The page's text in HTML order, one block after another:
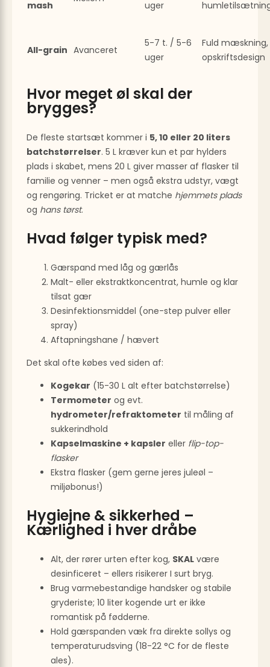
mash uger
All-grain Avanceret
5-7 t. / 5-6
uger
Fuld mæskning,
opskriftsdesign
Hvor meget øl skal der
brygges?
De fleste startsæt kommer i 5, 10 eller 20 liters
batchstørrelser. 5 L kræver kun et par hylders
plads i skabet, mens 20 L giver masser af flasker til
familie og venner – men også ekstra udstyr, vægt
og rengøring. Tricket er at matche hjemmets plads
og hans tørst.
Hvad følger typisk med?
Gærspand med låg og gærlås
Malt- eller ekstraktkoncentrat, humle og klar
tilsat gær
Desinfektionsmiddel (one-step pulver eller
spray)
Aftapningshane / hævert
Det skal ofte købes ved siden af:
Kogekar (15-30 L alt efter batchstørrelse)
Termometer og evt.
hydrometer/refraktometer til måling af
sukkerindhold
Kapselmaskine + kapsler eller flip-top-
flasker
Ekstra flasker (gem gerne jeres juleøl –
miljøbonus!)
Hygiejne & sikkerhed –
Kærlighed i hver dråbe
Alt, der rører urten efter kog, SKAL være
desinficeret – ellers risikerer I surt bryg.
Brug varmebestandige handsker og stabile
gryderiste; 10 liter kogende urt er ikke
romantisk på fødderne.
Hold gærspanden væk fra direkte sollys og
temperatur­udsving (18-22 °C for de fleste
ales).